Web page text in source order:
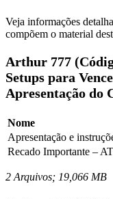
Veja informações
compõem o material
Arthur 777
Setups para
Apresentação do
Nome
Apresentação e
Recado Importante –
2 Arquivos; 19,066 MB